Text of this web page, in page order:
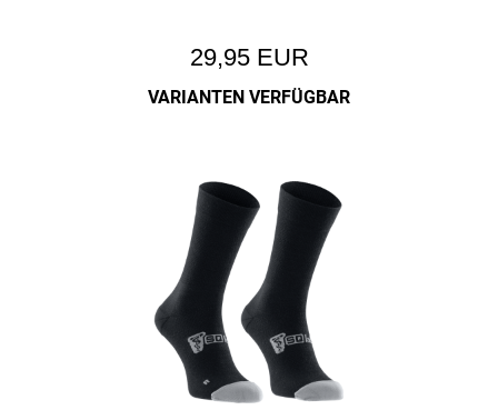
29,95 EUR
VARIANTEN VERFÜGBAR